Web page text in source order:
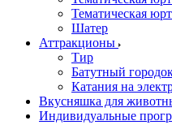
Тематическая
Шатер
Аттракционы
Тир
Батутный
Катания на
Вкусняшка для
Индивидуальные